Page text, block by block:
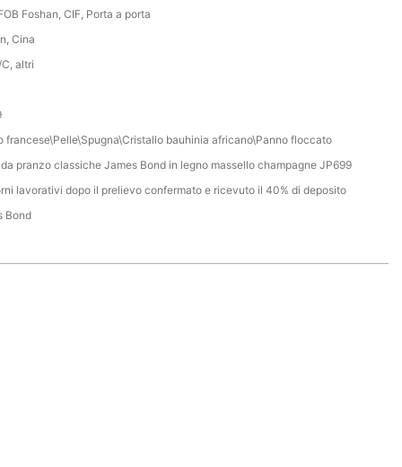
Foshan, CIF, Porta a porta
Cina
altri
francese\Pelle\Spugna\Cristallo bauhinia africano\Panno floccato
pranzo classiche James Bond in legno massello champagne JP699
lavorativi dopo il prelievo confermato e ricevuto il 40% di deposito
Bond